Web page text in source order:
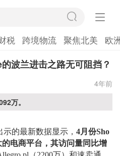
税 跨境物流 聚焦北美 欧
波兰进击之路无可阻挡？
4年前
万。
示的最新数据显示 ， 4月份Sho
的电商平台 ， 其访问量同比增